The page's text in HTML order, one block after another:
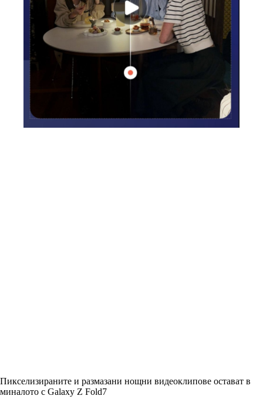
Пикселизираните и размазани нощни видеоклипове остават в
миналото с Galaxy Z Fold7